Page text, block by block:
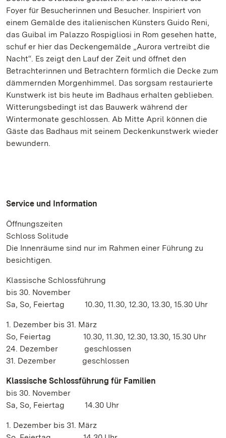
Foyer für Besucherinnen und Besucher. Inspiriert von
einem Gemälde des italienischen Künsters Guido Reni,
das Guibal im Palazzo Rospigliosi in Rom gesehen hatte,
schuf er hier das Deckengemälde „Aurora vertreibt die
Nacht“. Es zeigt den Lauf der Zeit und öffnet den
Betrachterinnen und Betrachtern förmlich die Decke zum
dämmernden Morgenhimmel. Das sorgsam restaurierte
Kunstwerk ist bis heute im Badhaus erhalten geblieben.
Witterungsbedingt ist das Bauwerk während der
Wintermonate geschlossen. Ab Mitte April können die
Gäste das Badhaus mit seinem Deckenkunstwerk wieder
bewundern.
Service und Information
Öffnungszeiten
Schloss Solitude
Die Innenräume sind nur im Rahmen einer Führung zu
besichtigen.
Klassische Schlossführung
bis 30. November
Sa, So, Feiertag 10.30, 11.30, 12.30, 13.30, 15.30 Uhr
1. Dezember bis 31. März
So, Feiertag 10.30, 11.30, 12.30, 13.30, 15.30 Uhr
24. Dezember geschlossen
31. Dezember geschlossen
Klassische Schlossführung für Familien
bis 30. November
Sa, So, Feiertag 14.30 Uhr
1. Dezember bis 31. März